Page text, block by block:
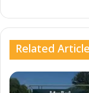
Related